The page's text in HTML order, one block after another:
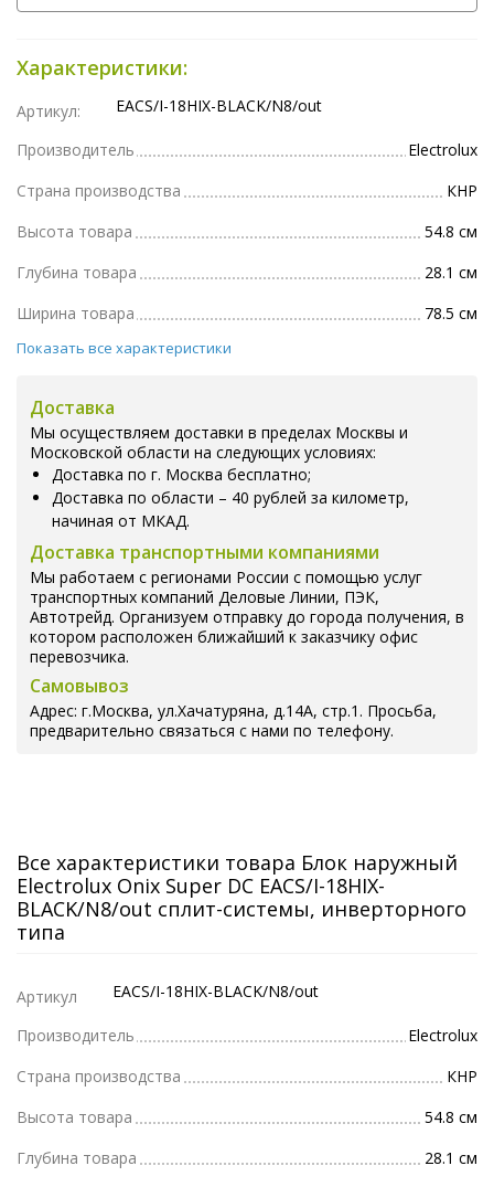
Характеристики:
Артикул: EACS/I-18HIX-BLACK/N8/out
Производитель
Electrolux
Страна производства
КНР
Высота товара
54.8 см
Глубина товара
28.1 см
Ширина товара
78.5 см
Показать все характеристики
Доставка
Мы осуществляем доставки в пределах Москвы и
Московской области на следующих условиях:
Доставка по г. Москва бесплатно;
Доставка по области – 40 рублей за километр,
начиная от МКАД.
Доставка транспортными компаниями
Мы работаем с регионами России с помощью услуг
транспортных компаний Деловые Линии, ПЭК,
Автотрейд. Организуем отправку до города получения, в
котором расположен ближайший к заказчику офис
перевозчика.
Самовывоз
Адрес: г.Москва, ул.Хачатуряна, д.14А, стр.1. Просьба,
предварительно связаться с нами по телефону.
Все характеристики товара Блок наружный
Electrolux Onix Super DC EACS/I-18HIX-
BLACK/N8/out сплит-системы, инверторного
типа
Артикул EACS/I-18HIX-BLACK/N8/out
Производитель
Electrolux
Страна производства
КНР
Высота товара
54.8 см
Глубина товара
28.1 см